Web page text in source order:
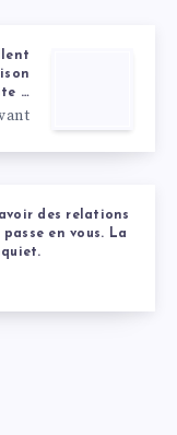
…
des relations
passe en vous. La